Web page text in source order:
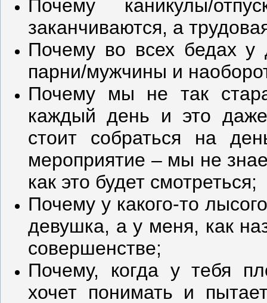
Почему каникулы/
заканчиваются, а
Почему во всех бедах у
парни/мужчины и
Почему мы не так
каждый день и это
стоит собраться на
мероприятие – мы не
как это будет смотреться;
Почему у какого-то
девушка, а у меня, как
совершенстве;
Почему, когда у тебя
хочет понимать и